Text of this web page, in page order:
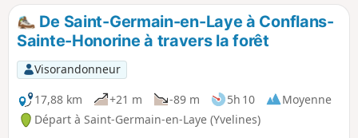
De Saint-Germain-en-Laye à Conflans-
Sainte-Honorine à travers la forêt
Visorandonneur
17,88 km
+21 m -89 m 5h 10
Moyenne
Départ à Saint-Germain-en-Laye (Yvelines)